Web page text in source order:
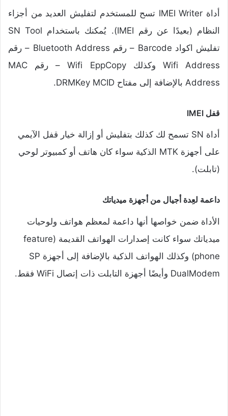
أداة IMEI Writer تسح للمستخدم لتفليش العديد من أجزاء
النظام (بعيدًا عن رقم IMEI). يُمكنك باستخدام SN Tool
تفليش اكواد Barcode – رقم Bluetooth Address – رقم
Wifi Address وكذلك Wifi EppCopy – رقم MAC
Address بالإضافة إلى مفتاح DRMKey MCID.
قفل IMEI
أداة SN تسمح لك كذلك بتفليش أو إزالة خيار قفل الآيمي
على أجهزة MTK الذكية سواء كان هاتف أو كمبيوتر لوحي
(تابلت).
داعمة لعِدة أجيال من أجهزة ميدياتك
الأداة ضمن خواصها أنها داعمة لمعظم هواتف ولوحيات
ميدياتك سواء كانت إصدارات الهواتف القديمة (feature
phone) وكذلك الهواتف الذكية بالإضافة إلى أجهزة SP
DualModem وأيضًا أجهزة التابلت ذات إتصال WiFi فقط.